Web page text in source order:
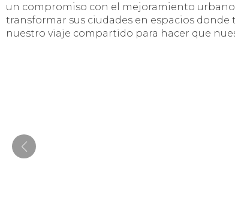
un compromiso con el mejoramiento
transformar sus ciudades en espacios
nuestro viaje compartido para hacer que